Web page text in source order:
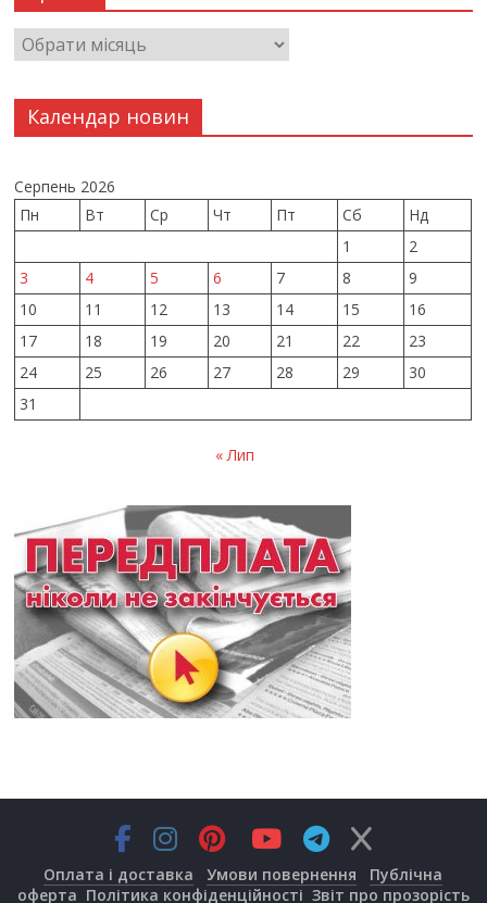
Календар новин
Серпень 2026
Пн
Вт Ср Чт Пт Сб
Нд
1
2
3
4 5 6 7 8
9
10
11 12 13 14 15
16
17
18 19 20 21 22
23
24
25 26 27 28 29
30
31
« Лип
Оплата і доставка Умови повернення
Публічна
оферта Політика конфіденційності Звіт про прозорість